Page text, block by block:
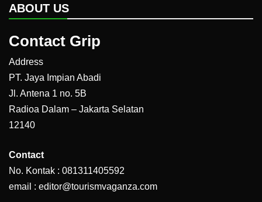
ABOUT US
Contact Grip
Address
PT. Jaya Impian Abadi
Jl. Antena 1 no. 5B
Radioa Dalam – Jakarta Selatan
12140
Contact
No. Kontak : 081311405592
email : editor@tourismvaganza.com